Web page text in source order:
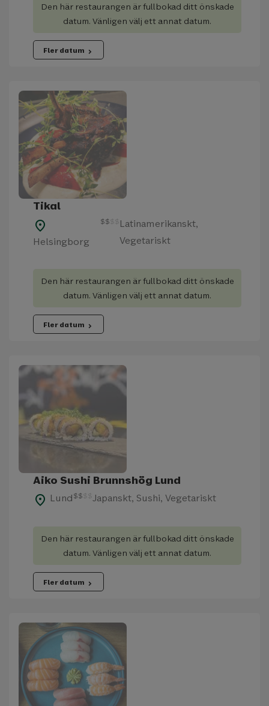
Den här restaurangen är fullbokad ditt önskade
datum. Vänligen välj ett annat datum.
Fler datum chevron_right
Tikal
place
Helsingborg
$$ $ $ Latinamerikanskt,
Vegetariskt
Den här restaurangen är fullbokad ditt önskade
datum. Vänligen välj ett annat datum.
Fler datum chevron_right
Aiko Sushi Brunnshög Lund
place Lund $$ $ $Japanskt, Sushi, Vegetariskt
Den här restaurangen är fullbokad ditt önskade
datum. Vänligen välj ett annat datum.
Fler datum chevron_right